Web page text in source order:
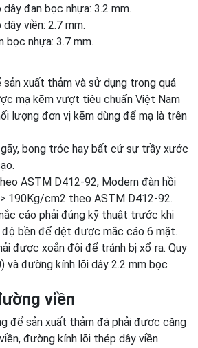
đan bọc nhựa: 3.2 mm.
viền: 2.7 mm.
bọc nhựa: 3.7 mm.
xuất thảm và sử dụng trong quá
mạ kẽm vượt tiêu chuẩn Việt Nam
lượng đơn vị kẽm dùng để mạ là trên
bong tróc hay bất cứ sự trầy xước
ASTM D412-92, Modern đàn hồi
190Kg/cm2 theo ASTM D412-92.
cáo phải đúng kỹ thuật trước khi
bền để dệt được mắc cáo 6 mặt.
được xoắn đôi để tránh bị xổ ra. Quy
và đường kính lõi dây 2.2 mm bọc
viền
để sản xuất thảm đá phải được căng
đường kính lõi thép dây viền